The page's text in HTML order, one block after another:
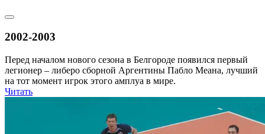
2002-2003
Перед началом нового сезона в Белгороде появился первый
легионер – либеро сборной Аргентины Пабло Меана, лучший
на тот момент игрок этого амплуа в мире.
Читать